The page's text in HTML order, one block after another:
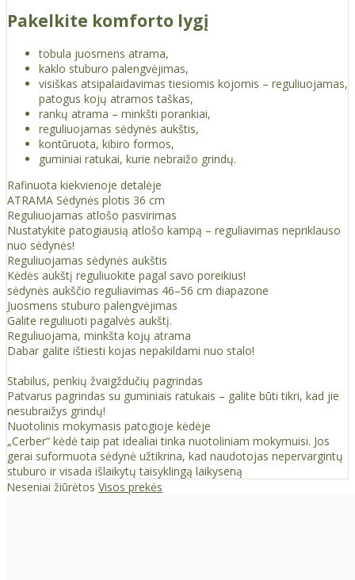
Pakelkite komforto lygį
tobula juosmens atrama,
kaklo stuburo palengvėjimas,
visiškas atsipalaidavimas tiesiomis kojomis – reguliuojamas,
patogus kojų atramos taškas,
rankų atrama – minkšti porankiai,
reguliuojamas sėdynės aukštis,
kontūruota, kibiro formos,
guminiai ratukai, kurie nebraižo grindų.
Rafinuota kiekvienoje detalėje
ATRAMA Sėdynės plotis 36 cm
Reguliuojamas atlošo pasvirimas
Nustatykite patogiausią atlošo kampą – reguliavimas nepriklauso
nuo sėdynės!
Reguliuojamas sėdynės aukštis
Kėdės aukštį reguliuokite pagal savo poreikius!
sėdynės aukščio reguliavimas 46–56 cm diapazone
Juosmens stuburo palengvėjimas
Galite reguliuoti pagalvės aukštį.
Reguliuojama, minkšta kojų atrama
Dabar galite ištiesti kojas nepakildami nuo stalo!
Stabilus, penkių žvaigždučių pagrindas
Patvarus pagrindas su guminiais ratukais – galite būti tikri, kad jie
nesubraižys grindų!
Nuotolinis mokymasis patogioje kėdėje
„Cerber“ kėdė taip pat idealiai tinka nuotoliniam mokymuisi. Jos
gerai suformuota sėdynė užtikrina, kad naudotojas nepervargintų
stuburo ir visada išlaikytų taisyklingą laikyseną
Neseniai žiūrėtos Visos prekės